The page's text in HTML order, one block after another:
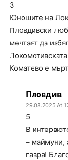
3
Юношите на
Пловдивски
мечтаят да
Коматево е
Пловдив
29.08.2025 At
5
В
– маймуни,
гавра!